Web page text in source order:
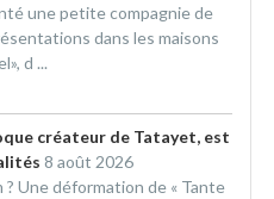
une petite compagnie de
dans les maisons
d ...
créateur de Tatayet, est
8 août 2026
? Une déformation de « Tante